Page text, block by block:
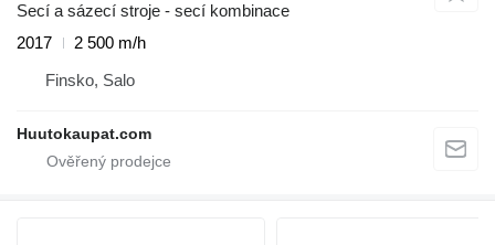
Secí a sázecí stroje - secí kombinace
2017
2 500 m/h
Finsko, Salo
Huutokaupat.com